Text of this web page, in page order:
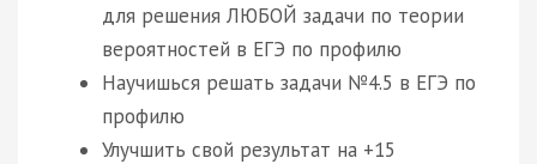
для решения ЛЮБОЙ задачи по теории
вероятностей в ЕГЭ по профилю
Научишься решать задачи №4.5 в ЕГЭ по
профилю
Улучшить свой результат на +15